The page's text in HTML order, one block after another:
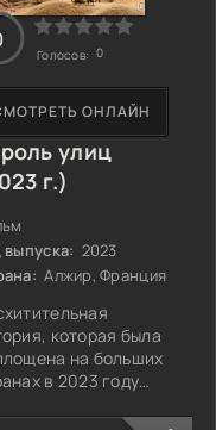
улиц
г.)
выпуска: 2023
Алжир, Франция
которая была
на больших
в 2023 году
ОНЛАЙН
Голосов: 0